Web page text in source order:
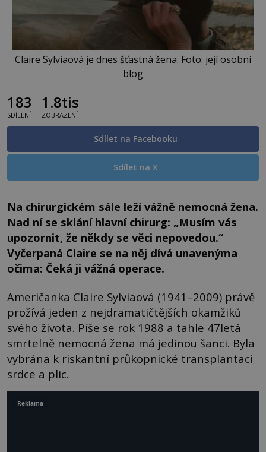
Claire Sylviaová je dnes šťastná žena. Foto: její osobní
blog
183
SDÍLENÍ
1.8tis
ZOBRAZENÍ
Sdílet na Facebooku
Sdílet na X
Na chirurgickém sále leží vážně nemocná žena.
Nad ní se sklání hlavní chirurg: „Musím vás
upozornit, že někdy se věci nepovedou.“
Vyčerpaná Claire se na něj dívá unavenýma
očima: Čeká ji vážná operace.
Američanka Claire Sylviaová (1941–2009) právě
prožívá jeden z nejdramatičtějších okamžiků
svého života. Píše se rok 1988 a tahle 47letá
smrtelně nemocná žena má jedinou šanci. Byla
vybrána k riskantní průkopnické transplantaci
srdce a plic.
Reklama